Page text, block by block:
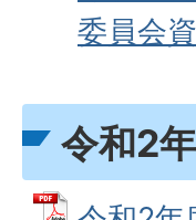
委員会
令和2